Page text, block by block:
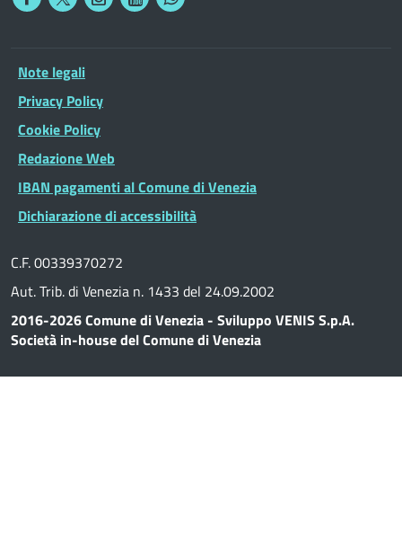
Note legali
Privacy Policy
Cookie Policy
Redazione Web
IBAN pagamenti al Comune di Venezia
Dichiarazione di accessibilità
C.F. 00339370272
Aut. Trib. di Venezia n. 1433 del 24.09.2002
2016-2026 Comune di Venezia - Sviluppo VENIS S.p.A.
Società in-house del Comune di Venezia